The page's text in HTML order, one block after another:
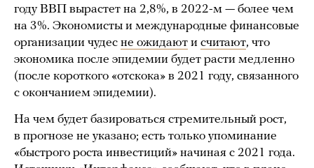
году ВВП вырастет на 2,8%, в 2022-м — более чем
на 3%. Экономисты и международные финансовые
организации чудес не ожидают и считают, что
экономика после эпидемии будет расти медленно
(после короткого «отскока» в 2021 году, связанного
с окончанием эпидемии).
На чем будет базироваться стремительный рост,
в прогнозе не указано; есть только упоминание
«быстрого роста инвестиций» начиная с 2021 года.